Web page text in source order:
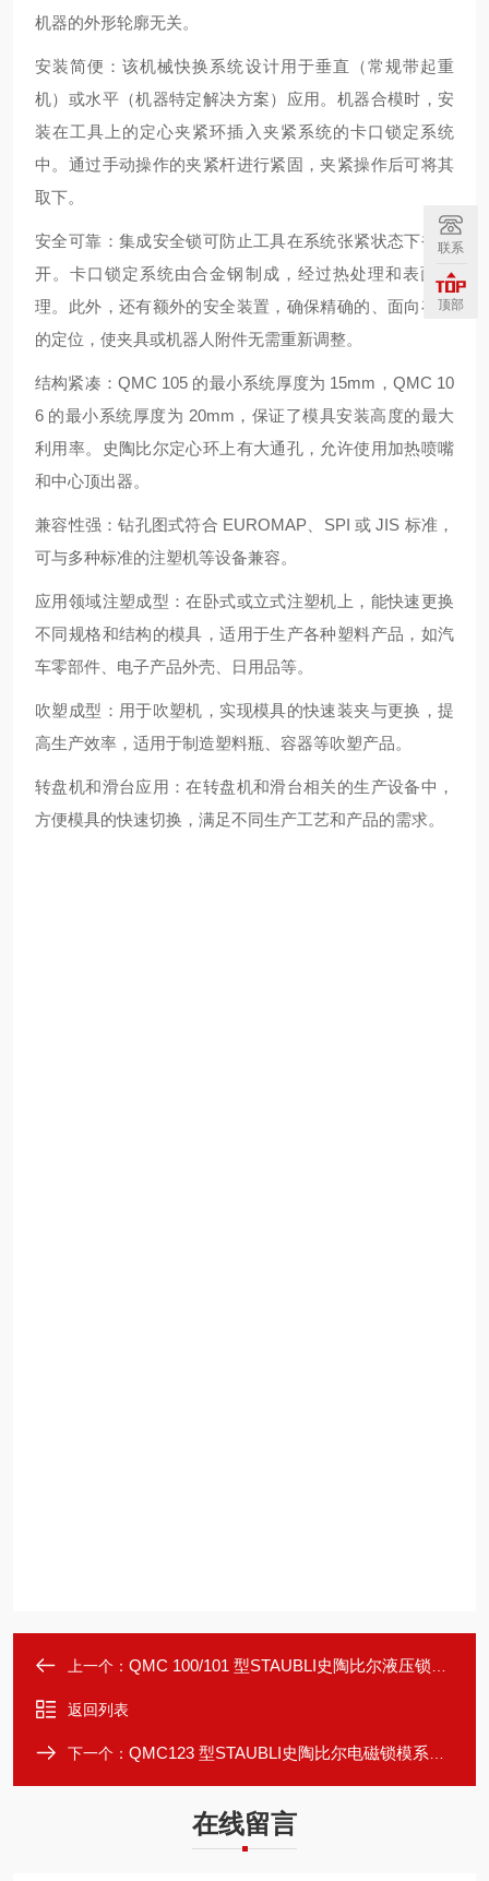
机器的外形轮廓无关。
安装简便：该机械快换系统设计用于垂直（常规带起重
机）或水平（机器特定解决方案）应用。机器合模时，安
装在工具上的定心夹紧环插入夹紧系统的卡口锁定系统
中。通过手动操作的夹紧杆进行紧固，夹紧操作后可将其
取下。
安全可靠：集成安全锁可防止工具在系统张紧状态下被松
开。卡口锁定系统由合金钢制成，经过热处理和表面处
理。此外，还有额外的安全装置，确保精确的、面向存储
的定位，使夹具或机器人附件无需重新调整。
结构紧凑：QMC 105 的最小系统厚度为 15mm，QMC 10
6 的最小系统厚度为 20mm，保证了模具安装高度的最大
利用率。史陶比尔定心环上有大通孔，允许使用加热喷嘴
和中心顶出器。
兼容性强：钻孔图式符合 EUROMAP、SPI 或 JIS 标准，
可与多种标准的注塑机等设备兼容。
应用领域注塑成型：在卧式或立式注塑机上，能快速更换
不同规格和结构的模具，适用于生产各种塑料产品，如汽
车零部件、电子产品外壳、日用品等。
吹塑成型：用于吹塑机，实现模具的快速装夹与更换，提
高生产效率，适用于制造塑料瓶、容器等吹塑产品。
转盘机和滑台应用：在转盘机和滑台相关的生产设备中，
方便模具的快速切换，满足不同生产工艺和产品的需求。
上一个： QMC 100/101 型STAUBLI史陶比尔液压锁模系统 QMC 100/101
返回列表
下一个： QMC123 型STAUBLI史陶比尔电磁锁模系统 QMC123
在线留言
联系
顶部